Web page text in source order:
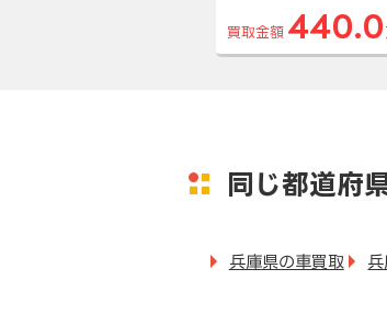
買取金額 440.0
同じ都道府
兵庫県の車買取